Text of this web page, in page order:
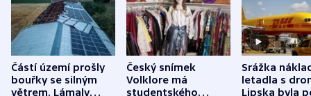
Částí území prošly
bouřky se silným
větrem. Lámaly
Český snímek
Volklore má
studentského
Srážka
letadla s
Lipska byla